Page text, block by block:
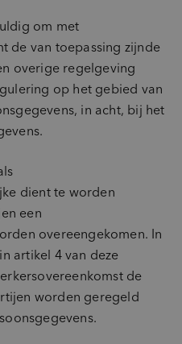
om met
de van toepassing zijnde
overige regelgeving
op het gebied van
in acht, bij het
dient te worden
een
overeengekomen. In
artikel 4 van deze
de
worden geregeld